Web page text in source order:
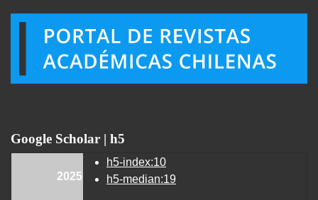
Google Scholar | h5
2025
h5-index:10
h5-median:19